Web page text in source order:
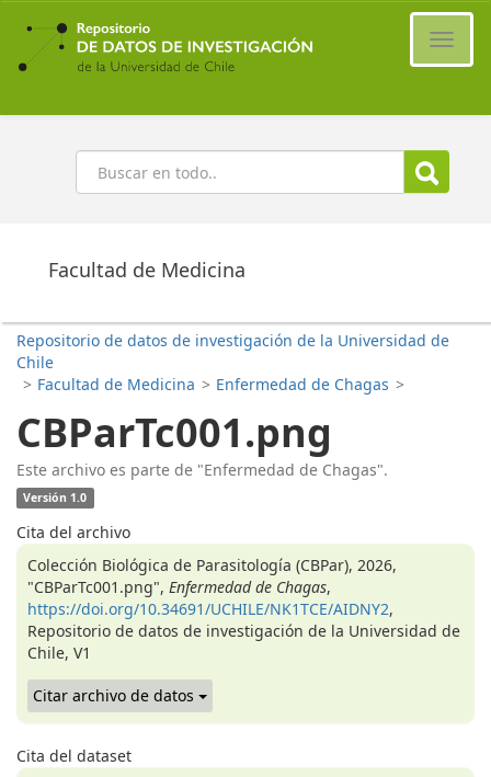
Ir
contenido
principal
Buscar
Facultad de Medicina
Repositorio de datos de investigación de la Universidad de
Chile
> Facultad de Medicina > Enfermedad de Chagas >
CBParTc001.png
Este archivo es parte de "Enfermedad de Chagas".
Versión 1.0
Cita del archivo
Colección Biológica de Parasitología (CBPar), 2026,
"CBParTc001.png", Enfermedad de Chagas,
https://doi.org/10.34691/UCHILE/NK1TCE/AIDNY2,
Repositorio de datos de investigación de la Universidad de
Chile, V1
Citar archivo de datos
Cita del dataset